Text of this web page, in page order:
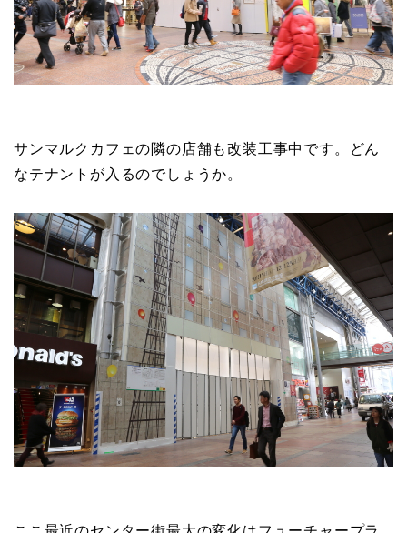
サンマルクカフェの隣の店舗も改装工事中です。どん
なテナントが入るのでしょうか。